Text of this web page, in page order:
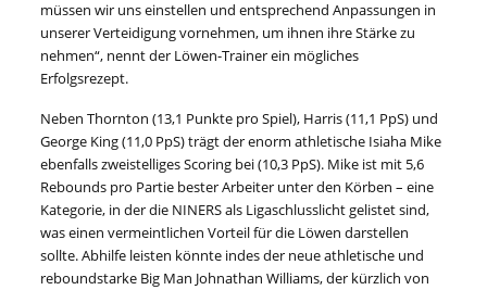
müssen wir uns einstellen und entsprechend Anpassungen in
unserer Verteidigung vornehmen, um ihnen ihre Stärke zu
nehmen“, nennt der Löwen-Trainer ein mögliches
Erfolgsrezept.
Neben Thornton (13,1 Punkte pro Spiel), Harris (11,1 PpS) und
George King (11,0 PpS) trägt der enorm athletische Isiaha Mike
ebenfalls zweistelliges Scoring bei (10,3 PpS). Mike ist mit 5,6
Rebounds pro Partie bester Arbeiter unter den Körben – eine
Kategorie, in der die NINERS als Ligaschlusslicht gelistet sind,
was einen vermeintlichen Vorteil für die Löwen darstellen
sollte. Abhilfe leisten könnte indes der neue athletische und
reboundstarke Big Man Johnathan Williams, der kürzlich von